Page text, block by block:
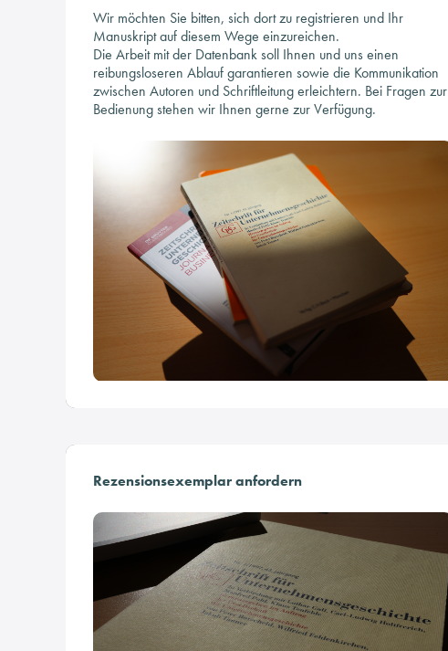
Wir möchten Sie bitten, sich dort zu registrieren und Ihr
Manuskript auf diesem Wege einzureichen.
Die Arbeit mit der Datenbank soll Ihnen und uns einen
reibungsloseren Ablauf garantieren sowie die Kommunikation
zwischen Autoren und Schriftleitung erleichtern. Bei Fragen zur
Bedienung stehen wir Ihnen gerne zur Verfügung.
Rezensionsexemplar anfordern